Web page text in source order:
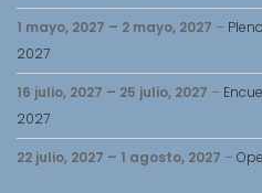
1 mayo, 2027 – 2 mayo, 2027 –
2027
16 julio, 2027 – 25 julio, 2027 –
2027
22 julio, 2027 – 1 agosto, 2027 –